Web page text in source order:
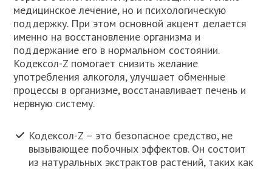
медицинское лечение, но и психологическую
поддержку. При этом основной акцент делается
именно на восстановление организма и
поддержание его в нормальном состоянии.
Кодексол-Z помогает снизить желание
употребления алкоголя, улучшает обменные
процессы в организме, восстанавливает печень и
нервную систему.
Кодексол-Z – это безопасное средство, не
вызывающее побочных эффектов. Он состоит
из натуральных экстрактов растений, таких как